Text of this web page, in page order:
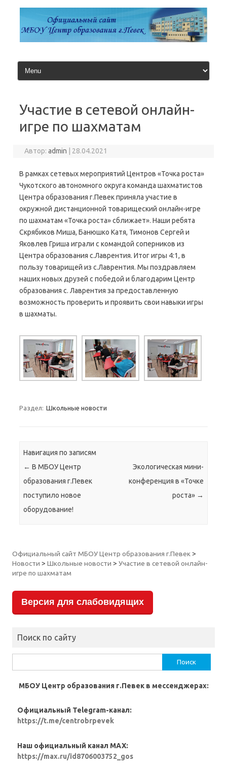
содержимому
Участие в сетевой онлайн-
игре по шахматам
Автор:admin 28.04.2021
В рамках сетевых мероприятий Центров «Точка роста»
Чукотского автономного округа команда шахматистов
Центра образования г.Певек приняла участие в
окружной дистанционной товарищеский онлайн-игре
по шахматам «Точка роста» сближает». Наши ребята
Скрябиков Миша, Банюшко Катя, Тимонов Сергей и
Яковлев Гриша играли с командой соперников из
Центра образования с.Лаврентия. Итог игры 4:1, в
пользу товарищей из с.Лаврентия. Мы поздравляем
наших новых друзей с победой и благодарим Центр
образования с. Лаврентия за предоставленную
возможность проверить и проявить свои навыки игры
в шахматы.
Раздел: Школьные новости
Навигация по записям
← В МБОУ Центр
образования г.Певек
поступило новое
оборудование!
Экологическая мини-
конференция в «Точке
роста» →
Официальный сайт МБОУ Центр образования г.Певек>
Новости > Школьные новости > Участие в сетевой онлайн-
игре по шахматам
Версия для слабовидящих
Поиск по сайту
МБОУ Центр образования г.Певек в мессенджерах:
Официальный Telegram-канал:
https://t.me/centrobrpevek
Наш официальный канал MAX:
https://max.ru/id8706003752_gos